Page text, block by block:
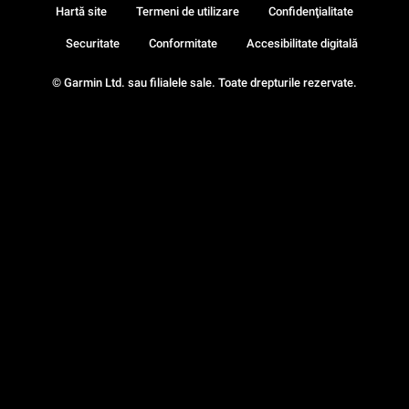
© Garmin Ltd. sau filialele sale. Toate drepturile rezervate.
Hartă site Termeni de utilizare Confidenţialitate
Securitate Conformitate Accesibilitate digitală